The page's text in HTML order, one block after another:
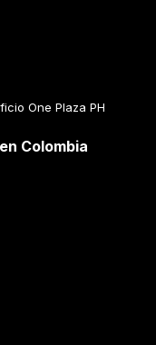
One Plaza PH
Colombia